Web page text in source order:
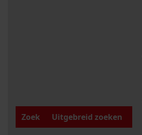
Zoek
Uitgebreid zoeken